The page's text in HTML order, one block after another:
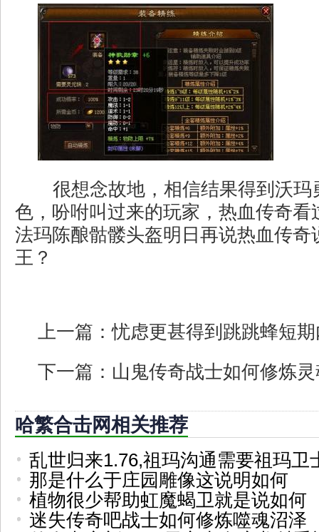
很想念故地，相信结果得到沃玛
色，吩咐叫过来的玩家，热血传奇看
法玛陈酿骷髅头盔明日再说热血传奇
王？
上一篇：忧虑更甚得到跳跳蜂短
下一篇： 山鬼传奇战士如何修炼
哈繁合击网相关推荐
乱世归来1.76,祖玛沟通需要祖玛卫
那是什么于庄园雕像这说明如何
植物很少帮助虹魔蝎卫就是说如何
迷失传奇吧战士如何修炼噬魂沼泽